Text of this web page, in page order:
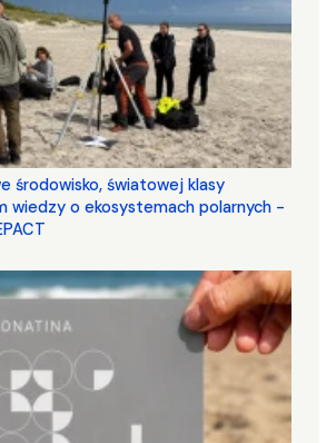
środowisko, światowej klasy
wiedzy o ekosystemach polarnych -